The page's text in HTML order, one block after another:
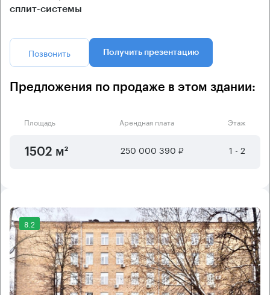
сплит-системы
Позвонить Получить презентацию
Предложения по продаже в этом здании:
Площадь Арендная плата Этаж
1502 м² 250 000 390 ₽ 1 - 2
8.2